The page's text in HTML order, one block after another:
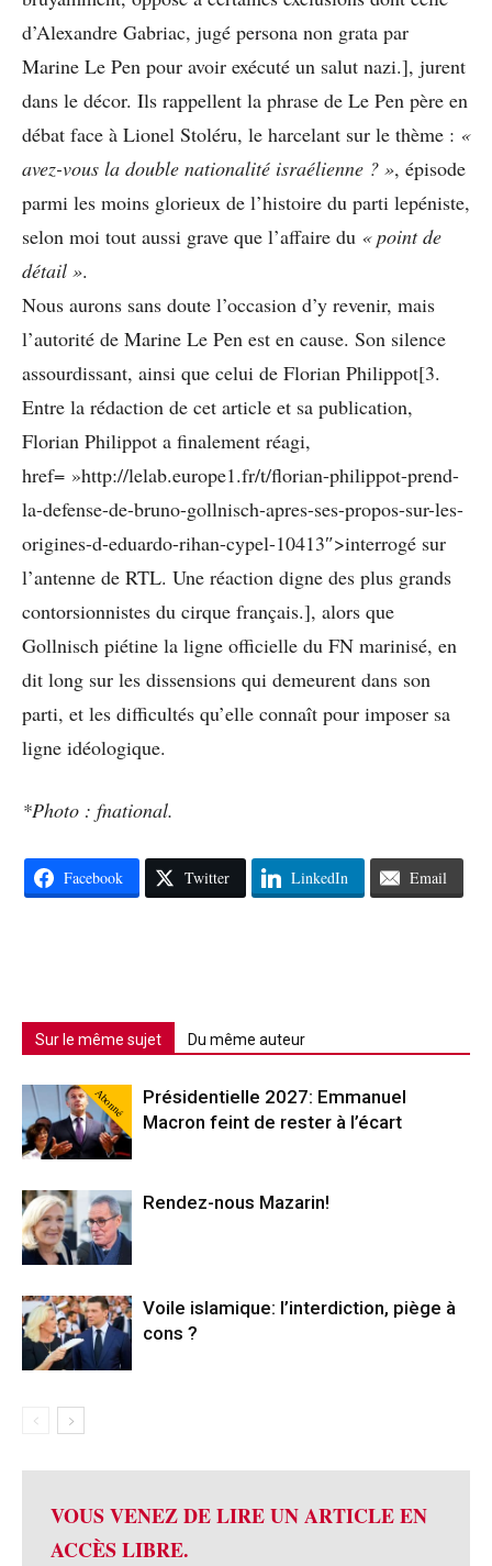
d’Alexandre Gabriac, jugé persona non grata par
Marine Le Pen pour avoir exécuté un salut nazi.], jurent
dans le décor. Ils rappellent la phrase de Le Pen père en
débat face à Lionel Stoléru, le harcelant sur le thème : «
avez-vous la double nationalité israélienne ? », épisode
parmi les moins glorieux de l’histoire du parti lepéniste,
selon moi tout aussi grave que l’affaire du « point de
détail ».
Nous aurons sans doute l’occasion d’y revenir, mais
l’autorité de Marine Le Pen est en cause. Son silence
assourdissant, ainsi que celui de Florian Philippot[3.
Entre la rédaction de cet article et sa publication,
Florian Philippot a finalement réagi,
href= »http://lelab.europe1.fr/t/florian-philippot-prend-
la-defense-de-bruno-gollnisch-apres-ses-propos-sur-les-
origines-d-eduardo-rihan-cypel-10413″>interrogé sur
l’antenne de RTL. Une réaction digne des plus grands
contorsionnistes du cirque français.], alors que
Gollnisch piétine la ligne officielle du FN marinisé, en
dit long sur les dissensions qui demeurent dans son
parti, et les difficultés qu’elle connaît pour imposer sa
ligne idéologique.
*Photo : fnational.
Facebook Twitter LinkedIn Email
Sur le même sujet Du même auteur
Abonné
Présidentielle 2027: Emmanuel
Macron feint de rester à l’écart
Rendez-nous Mazarin!
Voile islamique: l’interdiction, piège à
cons ?
VOUS VENEZ DE LIRE UN ARTICLE EN
ACCÈS LIBRE.